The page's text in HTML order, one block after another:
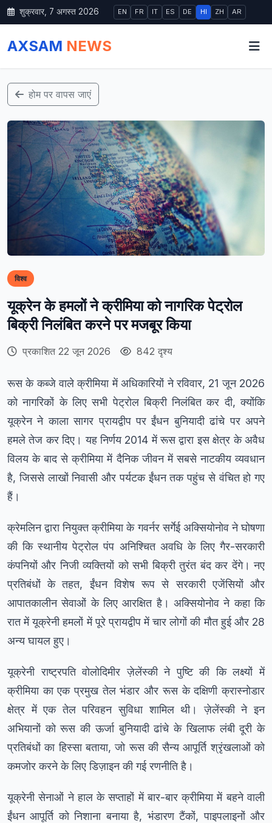
शुक्रवार, 7 अगस्त 2026 EN FR IT ES DE HI ZH AR
AXSAM NEWS
होम पर वापस जाएं
विश्व
यूक्रेन के हमलों ने क्रीमिया को नागरिक पेट्रोल
बिक्री निलंबित करने पर मजबूर किया
प्रकाशित 22 जून 2026 842 दृश्य
रूस के कब्जे वाले क्रीमिया में अधिकारियों ने रविवार, 21 जून 2026
को नागरिकों के लिए सभी पेट्रोल बिक्री निलंबित कर दी, क्योंकि
यूक्रेन ने काला सागर प्रायद्वीप पर ईंधन बुनियादी ढांचे पर अपने
हमले तेज कर दिए। यह निर्णय 2014 में रूस द्वारा इस क्षेत्र के अवैध
विलय के बाद से क्रीमिया में दैनिक जीवन में सबसे नाटकीय व्यवधान
है, जिससे लाखों निवासी और पर्यटक ईंधन तक पहुंच से वंचित हो गए
हैं।
क्रेमलिन द्वारा नियुक्त क्रीमिया के गवर्नर सर्गेई अक्सियोनोव ने घोषणा
की कि स्थानीय पेट्रोल पंप अनिश्चित अवधि के लिए गैर-सरकारी
कंपनियों और निजी व्यक्तियों को सभी बिक्री तुरंत बंद कर देंगे। नए
प्रतिबंधों के तहत, ईंधन विशेष रूप से सरकारी एजेंसियों और
आपातकालीन सेवाओं के लिए आरक्षित है। अक्सियोनोव ने कहा कि
रात में यूक्रेनी हमलों में पूरे प्रायद्वीप में चार लोगों की मौत हुई और 28
अन्य घायल हुए।
यूक्रेनी राष्ट्रपति वोलोदिमीर ज़ेलेंस्की ने पुष्टि की कि लक्ष्यों में
क्रीमिया का एक प्रमुख तेल भंडार और रूस के दक्षिणी क्रास्नोडार
क्षेत्र में एक तेल परिवहन सुविधा शामिल थी। ज़ेलेंस्की ने इन
अभियानों को रूस की ऊर्जा बुनियादी ढांचे के खिलाफ लंबी दूरी के
प्रतिबंधों का हिस्सा बताया, जो रूस की सैन्य आपूर्ति श्रृंखलाओं को
कमजोर करने के लिए डिज़ाइन की गई रणनीति है।
यूक्रेनी सेनाओं ने हाल के सप्ताहों में बार-बार क्रीमिया में बहने वाली
ईंधन आपूर्ति को निशाना बनाया है, भंडारण टैंकों, पाइपलाइनों और